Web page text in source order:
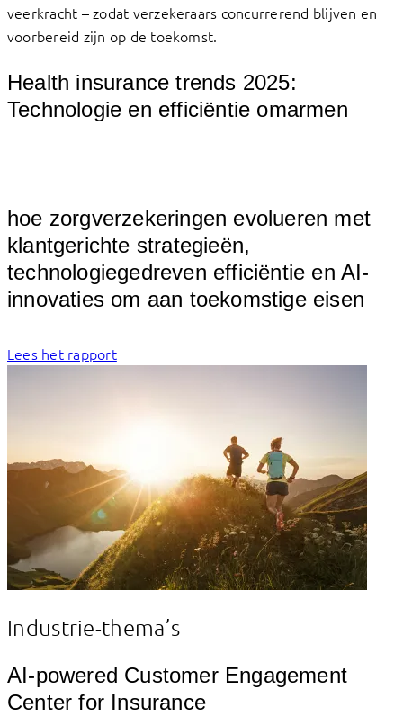
veerkracht – zodat verzekeraars concurrerend blijven en
voorbereid zijn op de toekomst.
Health insurance trends 2025:
Technologie en efficiëntie omarmen
hoe zorgverzekeringen evolueren met
klantgerichte strategieën,
technologiegedreven efficiëntie en AI-
Lees het rapport
Industrie-thema’s
AI-powered Customer Engagement
Center for Insurance